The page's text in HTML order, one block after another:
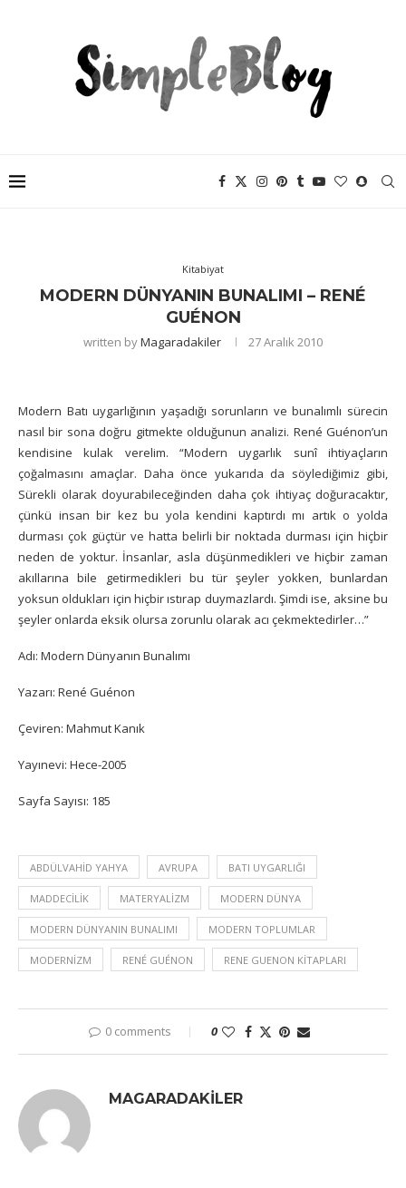
Kitabiyat
MODERN DÜNYANIN BUNALIMI – RENÉ
GUÉNON
written byMagaradakiler 27 Aralık 2010
Modern Batı uygarlığının yaşadığı sorunların ve bunalımlı sürecin
nasıl bir sona doğru gitmekte olduğunun analizi. René Guénon’un
kendisine kulak verelim. “Modern uygarlık sunî ihtiyaçların
çoğalmasını amaçlar. Daha önce yukarıda da söylediğimiz gibi,
Sürekli olarak doyurabileceğinden daha çok ihtiyaç doğuracaktır,
çünkü insan bir kez bu yola kendini kaptırdı mı artık o yolda
durması çok güçtür ve hatta belirli bir noktada durması için hiçbir
neden de yoktur. İnsanlar, asla düşünmedikleri ve hiçbir zaman
akıllarına bile getirmedikleri bu tür şeyler yokken, bunlardan
yoksun oldukları için hiçbir ıstırap duymazlardı. Şimdi ise, aksine bu
şeyler onlarda eksik olursa zorunlu olarak acı çekmektedirler…”
Adı: Modern Dünyanın Bunalımı
Yazarı: René Guénon
Çeviren: Mahmut Kanık
Yayınevi: Hece-2005
Sayfa Sayısı: 185
ABDÜLVAHID YAHYA AVRUPA BATI UYGARLIĞI
MADDECILIK MATERYALIZM MODERN DÜNYA
MODERN DÜNYANIN BUNALIMI MODERN TOPLUMLAR
MODERNIZM RENÉ GUÉNON RENE GUENON KITAPLARI
0 comments 0
MAGARADAKILER